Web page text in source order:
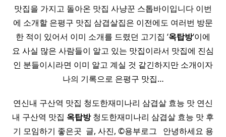
맛집을 가지고 돌아온 맛집 사냥꾼 스톱바이입니다 이번
에 소개할 은평구 맛집 삼겹살집은 이전에도 여러번 방문
한 적이 있어서 이미 소개를 드렸던 고기집 ‘옥탑방‘이에
요 사실 많은 사람들이 알고 있는 맛집이라서 맛집에 진심
인 분들이시라면 이미 알고 계실 것 같긴하지만 소개이자
나의 기록으로 은평구 맛집…
연신내 구산역 맛집 청도한재미나리 삼겹살 효능 맛 연신
내 구산역 맛집 옥탑방청도한재미나리 삼겹살 효능 맛 후
기 모임하기 좋은곳 ​ 글, 사진, ©용부로그 ​ ​ 안녕하세요 용